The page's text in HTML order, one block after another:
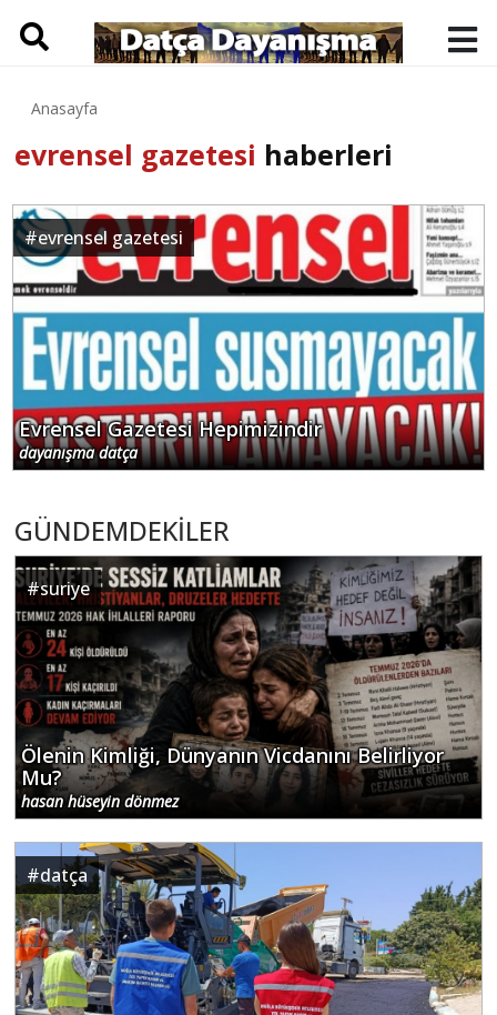
Anasayfa
evrensel gazetesi haberleri
#evrensel gazetesi
Evrensel Gazetesi Hepimizindir
dayanışma datça
GÜNDEMDEKİLER
#suriye
Ölenin Kimliği, Dünyanın Vicdanını Belirliyor
Mu?
hasan hüseyin dönmez
#datça